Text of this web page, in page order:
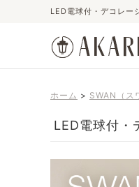
LED電球付・デコレー
ホーム SWAN（ス
LED電球付・